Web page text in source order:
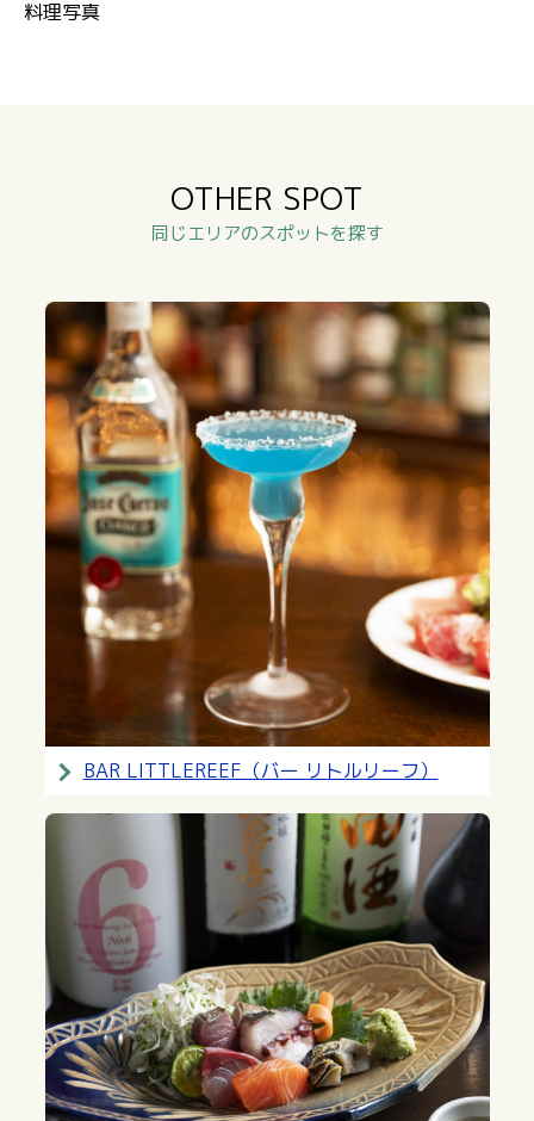
料理写真
OTHER SPOT
同じエリアのスポットを探す
BAR LITTLEREEF（バー リトルリーフ）